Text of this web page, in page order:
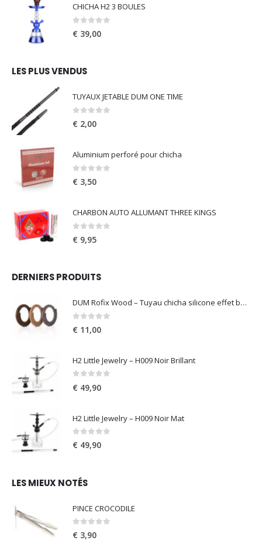
CHICHA H2 3 BOULES
0out of 5
€ 39,00
LES PLUS VENDUS
TUYAUX JETABLE DUM ONE TIME
0out of 5
€ 2,00
Aluminium perforé pour chicha
0out of 5
€ 3,50
CHARBON AUTO ALLUMANT THREE KINGS
€ 9,95
DERNIERS PRODUITS
DUM Rofix Wood – Tuyau chicha silicone effet bois
€ 11,00
H2 Little Jewelry – H009 Noir Brillant
€ 49,90
H2 Little Jewelry – H009 Noir Mat
0out of 5
€ 49,90
LES MIEUX NOTÉS
PINCE CROCODILE
0out of 5
€ 3,90